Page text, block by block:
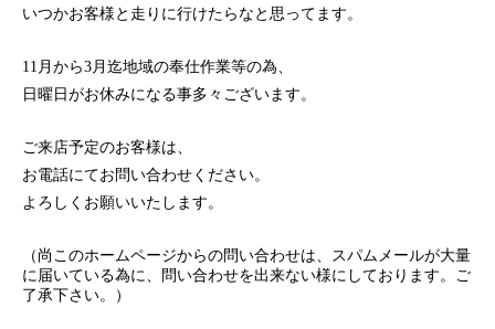
いつかお客様と走りに行けたらなと思ってます。
11月から3月迄地域の奉仕作業等の為、
日曜日がお休みになる事多々ございます。
ご来店予定のお客様は、
お電話にてお問い合わせください。
よろしくお願いいたします。
（尚このホームページからの問い合わせは、スパムメールが大量
に届いている為に、問い合わせを出来ない様にしております。ご
了承下さい。）